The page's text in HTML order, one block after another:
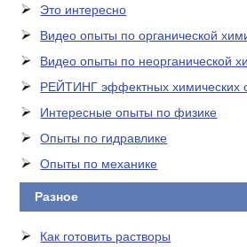
Это интересно
Видео опыты по органической
Видео опыты по неорганической
РЕЙТИНГ эффектных химических
Интересные опыты по физике
Опыты по гидравлике
Опыты по механике
Разное
Как готовить растворы